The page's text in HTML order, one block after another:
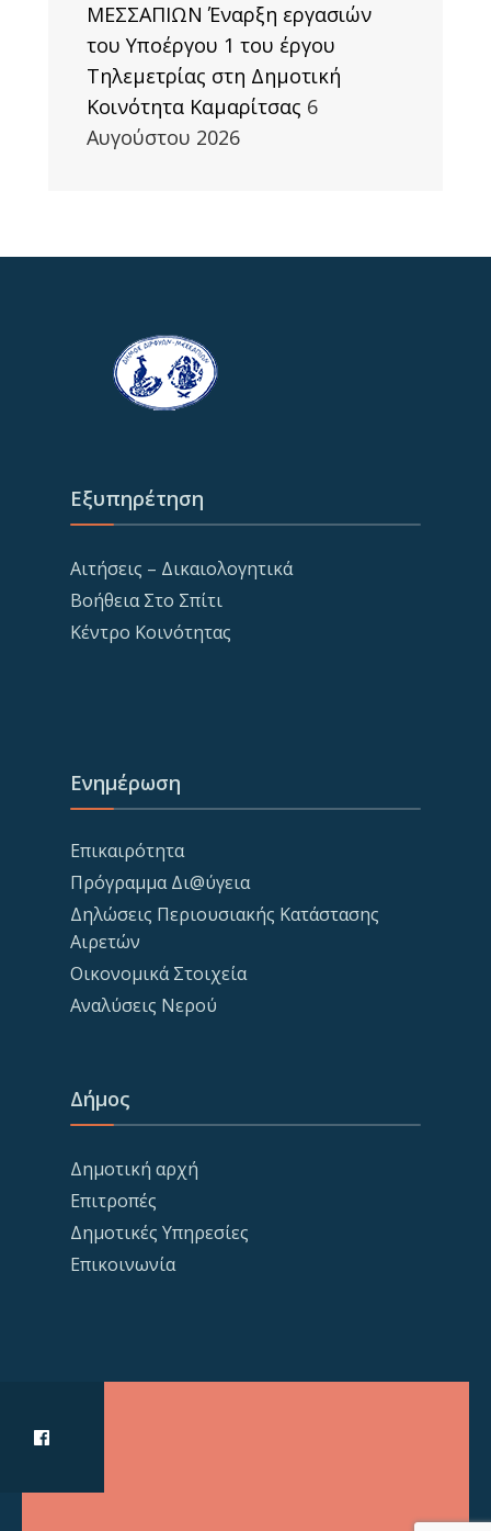
ΜΕΣΣΑΠΙΩΝ Έναρξη εργασιών
του Υποέργου 1 του έργου
Τηλεμετρίας στη Δημοτική
Κοινότητα Καμαρίτσας 6
Αυγούστου 2026
Εξυπηρέτηση
Αιτήσεις – Δικαιολογητικά
Βοήθεια Στο Σπίτι
Κέντρο Κοινότητας
Ενημέρωση
Επικαιρότητα
Πρόγραμμα Δι@ύγεια
Δηλώσεις Περιουσιακής Κατάστασης
Αιρετών
Οικονομικά Στοιχεία
Αναλύσεις Νερού
Δήμος
Δημοτική αρχή
Επιτροπές
Δημοτικές Υπηρεσίες
Επικοινωνία